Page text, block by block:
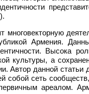
Армения.
Высока
культуры, а
Автор данной
собой сеть
ареалом.